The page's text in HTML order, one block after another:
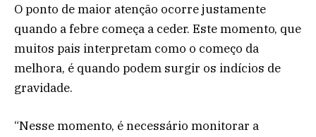
O ponto de maior atenção ocorre justamente
quando a febre começa a ceder. Este momento, que
muitos pais interpretam como o começo da
melhora, é quando podem surgir os indícios de
gravidade.
“Nesse momento, é necessário monitorar a